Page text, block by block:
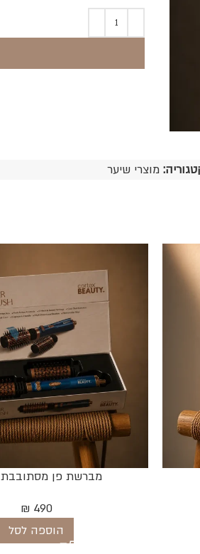
מוצרי שיער
מברשת פן מסתובבת 2 ב-1
₪ 490
הוספה לסל